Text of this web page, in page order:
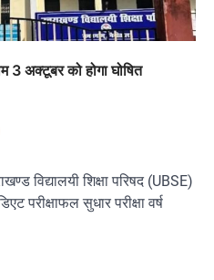
3 अक्टूबर को होगा घोषित
विद्यालयी शिक्षा परिषद (UBSE)
परीक्षाफल सुधार परीक्षा वर्ष